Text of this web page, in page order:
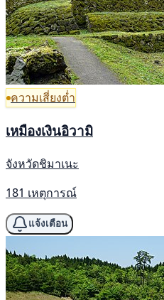
ความเสี่ยงต่ำ
เหมืองเงินอิวามิ
จังหวัดชิมาเนะ
181 เหตุการณ์
แจ้งเตือน